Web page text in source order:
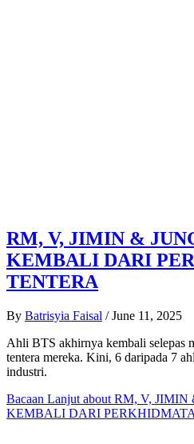
RM, V, JIMIN &
KEMBALI DARI
TENTERA
By Batrisyia Faisal / June 11, 2025
Ahli BTS akhirnya kembali selepas
tentera mereka. Kini, 6 daripada 7
industri.
Bacaan Lanjut about RM, V,
KEMBALI DARI